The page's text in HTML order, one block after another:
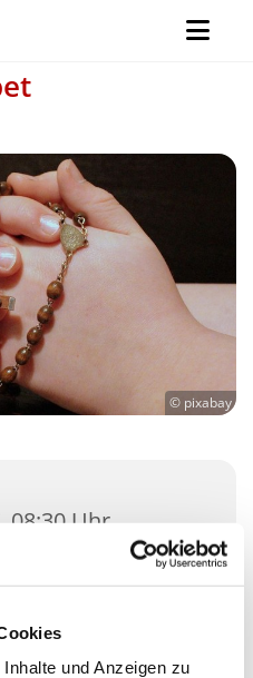
und Anzeigen zu
© pixabay
08:30 Uhr